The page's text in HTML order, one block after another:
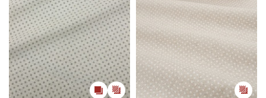
ДаюСогласие на получение рекламных и
информационных рассылок